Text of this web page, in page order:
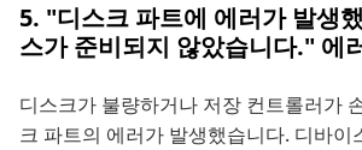
5. "디스크 파트에 에러가 발생
스가 준비되지 않았습니다." 에
디스크가 불량하거나 저장 컨트롤러가
크 파트의 에러가 발생했습니다. 디바이